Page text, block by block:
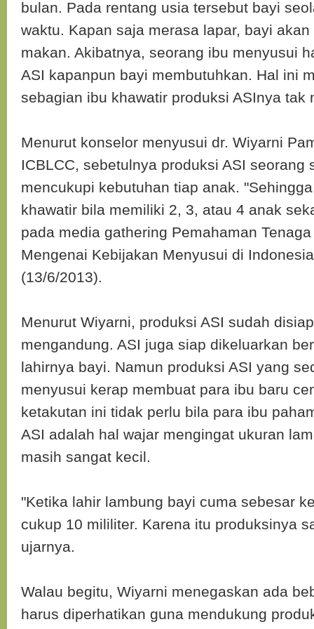
bulan. Pada rentang usia tersebut bayi
waktu. Kapan saja merasa lapar, bayi
makan. Akibatnya, seorang ibu menyusui
ASI kapanpun bayi membutuhkan. Hal ini
sebagian ibu khawatir produksi ASInya tak
Menurut konselor menyusui dr. Wiyarni
ICBLCC, sebetulnya produksi ASI seorang
mencukupi kebutuhan tiap anak.
khawatir bila memiliki 2, 3, atau 4 anak
pada media gathering Pemahaman
Mengenai Kebijakan Menyusui di
(13/6/2013).
Menurut Wiyarni, produksi ASI sudah
mengandung. ASI juga siap dikeluarkan
lahirnya bayi. Namun produksi ASI yang
menyusui kerap membuat para ibu baru
ketakutan ini tidak perlu bila para ibu
ASI adalah hal wajar mengingat ukuran
masih sangat kecil.
"Ketika lahir lambung bayi cuma sebesar
cukup 10 mililiter. Karena itu produksinya
ujarnya.
Walau begitu, Wiyarni menegaskan ada
harus diperhatikan guna mendukung